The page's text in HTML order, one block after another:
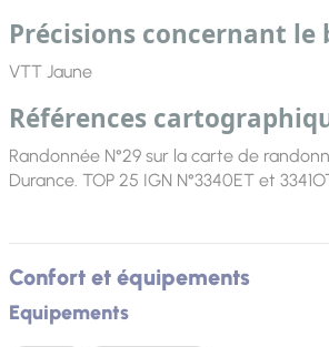
Précisions concernant le
VTT Jaune
Références
Randonnée N°29 sur la carte de
Durance. TOP 25 IGN N°3340ET et
Confort et équipements
Equipements